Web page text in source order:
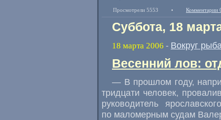
Просмотрели 5553 • Комментарии
Суббота, 18
18 марта 2006 - Вокруг
Весенний лов:
— В прошлом году,
тридцати человек,
руководитель
по маломерным судам